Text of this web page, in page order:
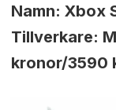
Namn: Xbox
Tillverkare:
kronor/3590